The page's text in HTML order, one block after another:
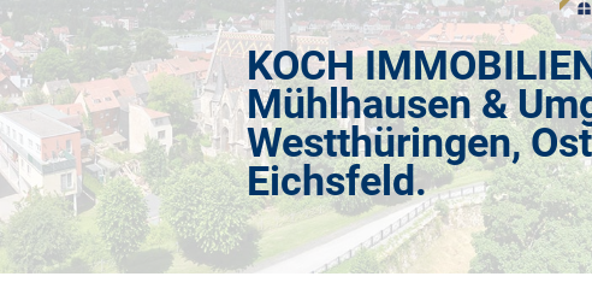
KOCH
Mühlhausen &
Westthüringen,
Eichsfeld.